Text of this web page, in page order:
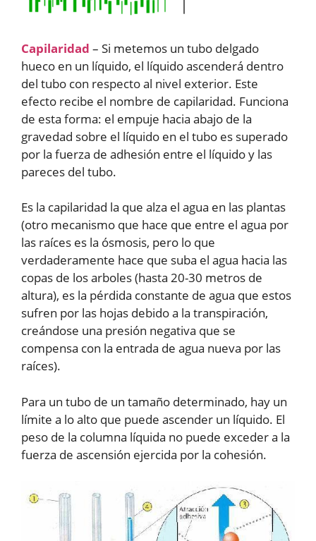
Capilaridad – Si metemos un tubo delgado
hueco en un líquido, el líquido ascenderá dentro
del tubo con respecto al nivel exterior. Este
efecto recibe el nombre de capilaridad. Funciona
de esta forma: el empuje hacia abajo de la
gravedad sobre el líquido en el tubo es superado
por la fuerza de adhesión entre el líquido y las
pareces del tubo.
Es la capilaridad la que alza el agua en las plantas
(otro mecanismo que hace que entre el agua por
las raíces es la ósmosis, pero lo que
verdaderamente hace que suba el agua hacia las
copas de los arboles (hasta 20-30 metros de
altura), es la pérdida constante de agua que estos
sufren por las hojas debido a la transpiración,
creándose una presión negativa que se
compensa con la entrada de agua nueva por las
raíces).
Para un tubo de un tamaño determinado, hay un
límite a lo alto que puede ascender un líquido. El
peso de la columna líquida no puede exceder a la
fuerza de ascensión ejercida por la cohesión.